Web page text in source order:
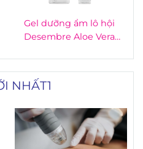
Gel dưỡng ẩm lô hội
Desembre Aloe Vera
NHẤT1